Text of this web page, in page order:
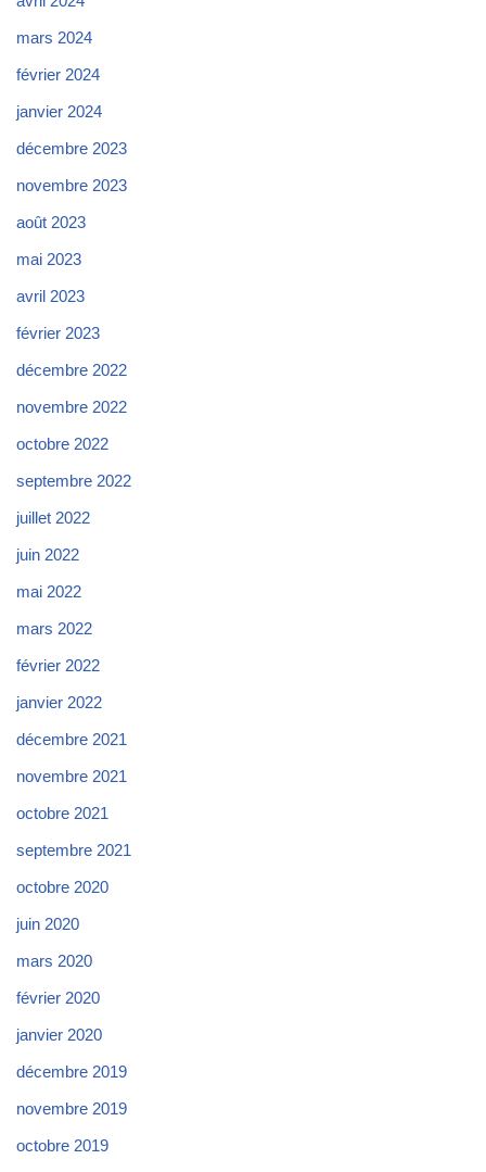
mars 2024
février 2024
janvier 2024
décembre 2023
novembre 2023
août 2023
mai 2023
avril 2023
février 2023
décembre 2022
novembre 2022
octobre 2022
septembre 2022
juillet 2022
juin 2022
mai 2022
mars 2022
février 2022
janvier 2022
décembre 2021
novembre 2021
octobre 2021
septembre 2021
octobre 2020
juin 2020
mars 2020
février 2020
janvier 2020
décembre 2019
novembre 2019
octobre 2019